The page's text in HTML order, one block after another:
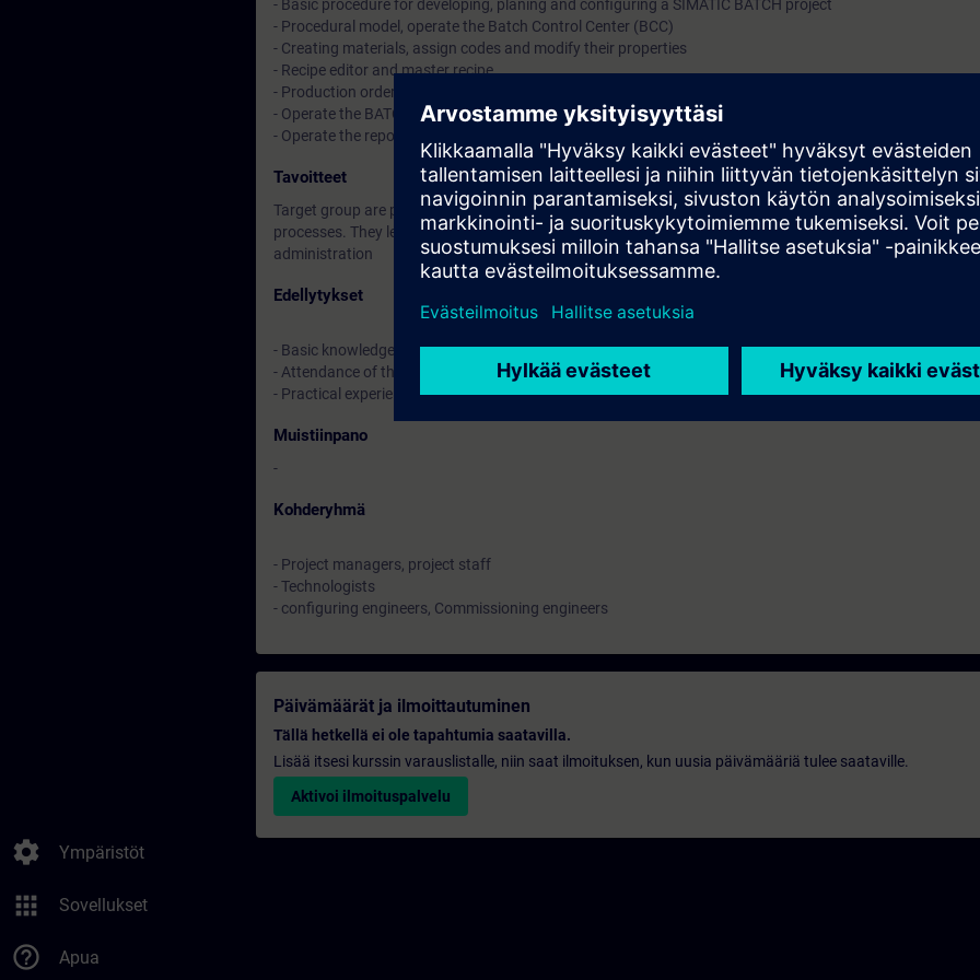
settings Ympäristöt
apps Sovellukset
help_outline Apua
- Basic procedure for developing, planing and configuring a SIMATIC BATCH project
- Procedural model, operate the Batch Control Center (BCC)
- Creating materials, assign codes and modify their properties
- Recipe editor and master recipe
- Production orders,batches chaining control of batch processing
- Operate the BATCH Control
- Operate the reports and archiving system
Tavoitteet
Target group are project managers and assistants, configuring engineers and users of PCS 7
processes. They learn about batch Basics and the SIMATIC Batch interfaces to the automation systems
administration
Edellytykset
- Basic knowledge of electrical engineering, control and feedback control systems and process control
- Attendance of the system course"ST-PCS7SYS"is recommended
- Practical experience in the project planning of SIMATIC PCS 7
Muistiinpano
-
Kohderyhmä
- Project managers, project staff
- Technologists
- configuring engineers, Commissioning engineers
Päivämäärät ja ilmoittautuminen
Tällä hetkellä ei ole tapahtumia saatavilla.
Lisää itsesi kurssin varauslistalle, niin saat ilmoituksen, kun uusia päivämääriä tulee saataville.
Aktivoi ilmoituspalvelu